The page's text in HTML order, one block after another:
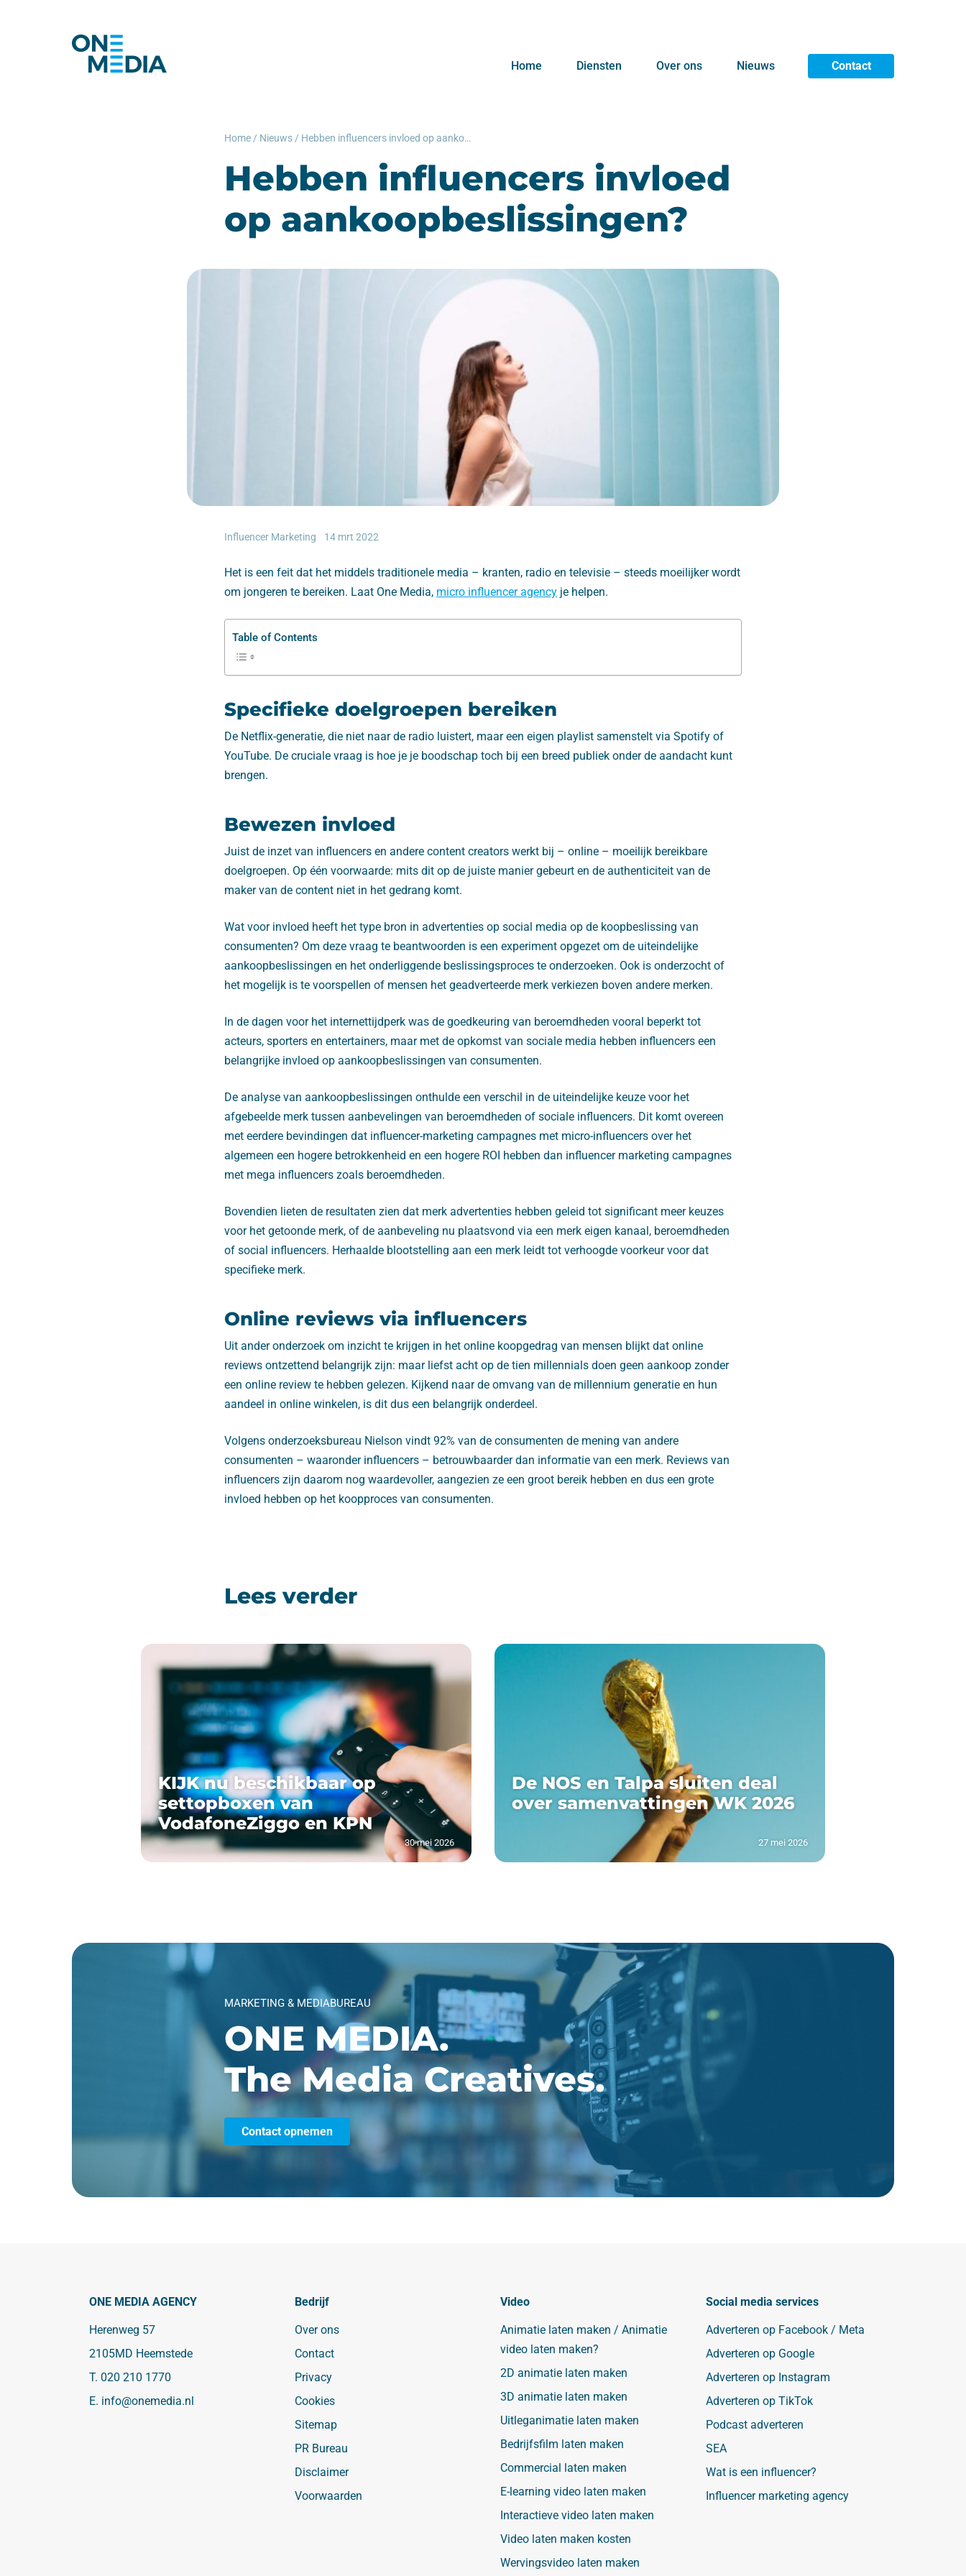
Home Diensten Over ons Nieuws Contact
Home / Nieuws / Hebben influencers invloed op aankoopbeslissingen?
Hebben influencers invloed
op aankoopbeslissingen?
Influencer Marketing 14 mrt 2022
Het is een feit dat het middels traditionele media – kranten, radio en televisie – steeds moeilijker wordt
om jongeren te bereiken. Laat One Media, micro influencer agency je helpen.
Table of Contents
Specifieke doelgroepen bereiken
De Netflix-generatie, die niet naar de radio luistert, maar een eigen playlist samenstelt via Spotify of
YouTube. De cruciale vraag is hoe je je boodschap toch bij een breed publiek onder de aandacht kunt
brengen.
Bewezen invloed
Juist de inzet van influencers en andere content creators werkt bij – online – moeilijk bereikbare
doelgroepen. Op één voorwaarde: mits dit op de juiste manier gebeurt en de authenticiteit van de
maker van de content niet in het gedrang komt.
Wat voor invloed heeft het type bron in advertenties op social media op de koopbeslissing van
consumenten? Om deze vraag te beantwoorden is een experiment opgezet om de uiteindelijke
aankoopbeslissingen en het onderliggende beslissingsproces te onderzoeken. Ook is onderzocht of
het mogelijk is te voorspellen of mensen het geadverteerde merk verkiezen boven andere merken.
In de dagen voor het internettijdperk was de goedkeuring van beroemdheden vooral beperkt tot
acteurs, sporters en entertainers, maar met de opkomst van sociale media hebben influencers een
belangrijke invloed op aankoopbeslissingen van consumenten.
De analyse van aankoopbeslissingen onthulde een verschil in de uiteindelijke keuze voor het
afgebeelde merk tussen aanbevelingen van beroemdheden of sociale influencers. Dit komt overeen
met eerdere bevindingen dat influencer-marketing campagnes met micro-influencers over het
algemeen een hogere betrokkenheid en een hogere ROI hebben dan influencer marketing campagnes
met mega influencers zoals beroemdheden.
Bovendien lieten de resultaten zien dat merk advertenties hebben geleid tot significant meer keuzes
voor het getoonde merk, of de aanbeveling nu plaatsvond via een merk eigen kanaal, beroemdheden
of social influencers. Herhaalde blootstelling aan een merk leidt tot verhoogde voorkeur voor dat
specifieke merk.
Online reviews via influencers
Uit ander onderzoek om inzicht te krijgen in het online koopgedrag van mensen blijkt dat online
reviews ontzettend belangrijk zijn: maar liefst acht op de tien millennials doen geen aankoop zonder
een online review te hebben gelezen. Kijkend naar de omvang van de millennium generatie en hun
aandeel in online winkelen, is dit dus een belangrijk onderdeel.
Volgens onderzoeksbureau Nielson vindt 92% van de consumenten de mening van andere
consumenten – waaronder influencers – betrouwbaarder dan informatie van een merk. Reviews van
influencers zijn daarom nog waardevoller, aangezien ze een groot bereik hebben en dus een grote
invloed hebben op het koopproces van consumenten.
Lees verder
KIJK nu beschikbaar op
settopboxen van
VodafoneZiggo en KPN
30 mei 2026
De NOS en Talpa sluiten deal
over samenvattingen WK 2026
27 mei 2026
MARKETING & MEDIABUREAU
ONE MEDIA.
The Media Creatives.
Contact opnemen
Bedrijf
Over ons
Contact
Privacy
Cookies
Sitemap
PR Bureau
Disclaimer
Voorwaarden
Video
Animatie laten maken / Animatie
video laten maken?
2D animatie laten maken
3D animatie laten maken
Uitleganimatie laten maken
Bedrijfsfilm laten maken
Commercial laten maken
E-learning video laten maken
Interactieve video laten maken
Video laten maken kosten
Wervingsvideo laten maken
Social media services
Adverteren op Facebook / Meta
Adverteren op Google
Adverteren op Instagram
Adverteren op TikTok
Podcast adverteren
SEA
Wat is een influencer?
Influencer marketing agency
ONE MEDIA AGENCY
Herenweg 57
2105MD Heemstede
T. 020 210 1770
E. info@onemedia.nl